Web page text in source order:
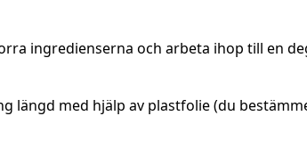
ingredienserna och arbeta ihop till en
längd med hjälp av plastfolie (du